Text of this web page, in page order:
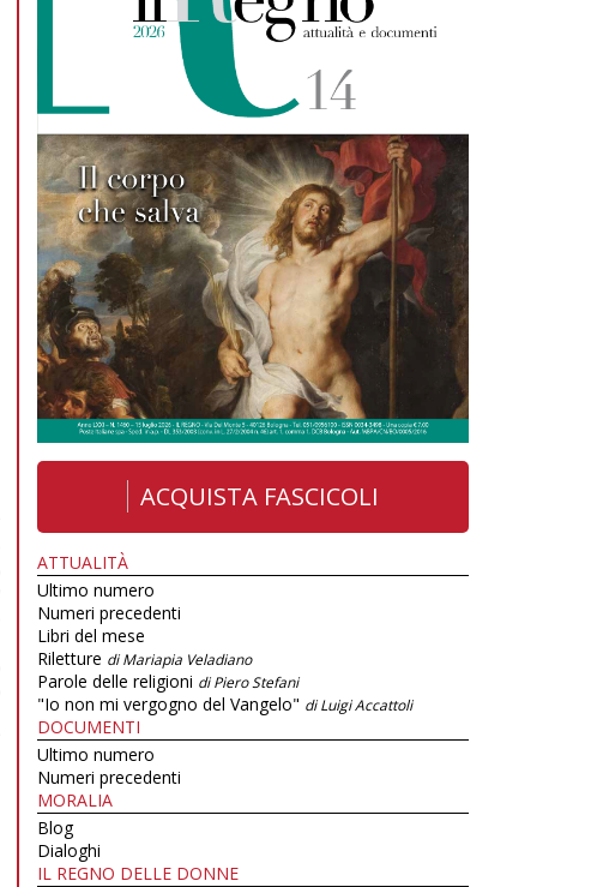
ACQUISTA FASCICOLI
ATTUALITÀ
Ultimo numero
Numeri precedenti
Libri del mese
Riletture di Mariapia Veladiano
Parole delle religioni di Piero Stefani
"Io non mi vergogno del Vangelo" di Luigi Accattoli
DOCUMENTI
Ultimo numero
Numeri precedenti
MORALIA
Blog
Dialoghi
IL REGNO DELLE DONNE